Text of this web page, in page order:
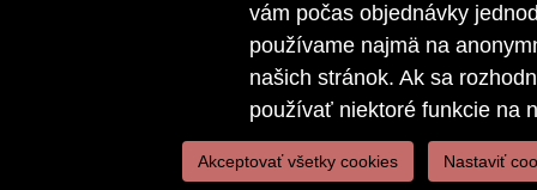
vám počas objednávky
používame najmä na
našich stránok. Ak sa
používať niektoré funkcie na
Akceptovať všetky cookies Nastaviť